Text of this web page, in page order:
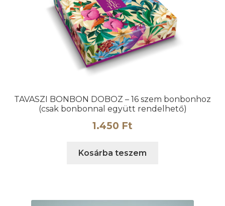
TAVASZI BONBON DOBOZ – 16 szem bonbonhoz
(csak bonbonnal együtt rendelhető)
1.450 Ft
Kosárba teszem